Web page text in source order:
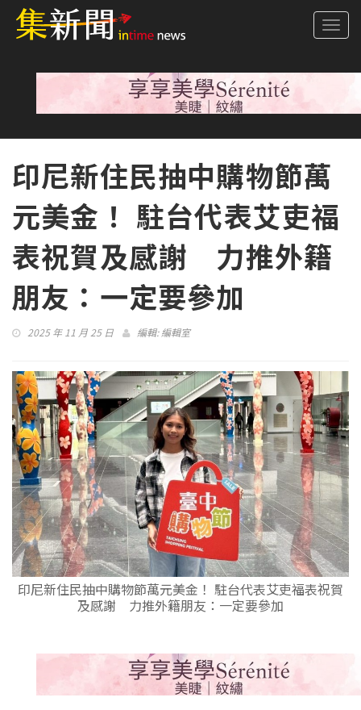
印尼新住民抽中購物節萬
元美金！ 駐台代表艾吏福
表祝賀及感謝 力推外籍
朋友：一定要參加
2025 年 11 月 25 日 編輯:編輯室
印尼新住民抽中購物節萬元美金！ 駐台代表艾吏福表祝賀
及感謝 力推外籍朋友：一定要參加